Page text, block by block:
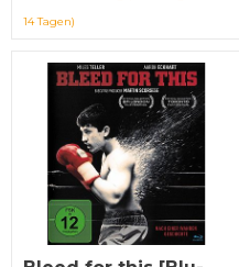
14 Tagen)